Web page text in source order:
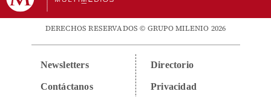
DERECHOS RESERVADOS © GRUPO MILENIO 2026
Newsletters
Contáctanos
Directorio
Privacidad